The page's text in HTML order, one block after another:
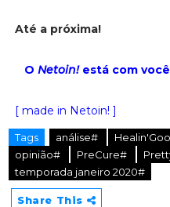
Até a próxima!
ONetoin!está com
[ made in Netoin! ]
Tags análise#
opinião#
PreCure#
temporada janeiro 2020#
Share This